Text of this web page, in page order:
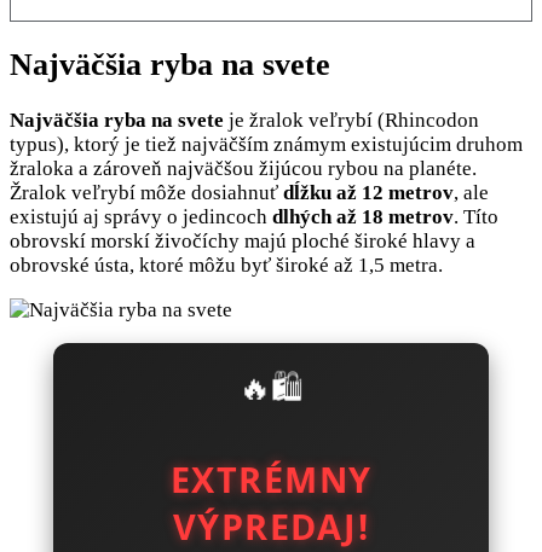
Najväčšia ryba na svete
Najväčšia ryba na svete je žralok veľrybí (Rhincodon
typus), ktorý je tiež najväčším známym existujúcim druhom
žraloka a zároveň najväčšou žijúcou rybou na planéte.
Žralok veľrybí môže dosiahnuť dĺžku až 12 metrov, ale
existujú aj správy o jedincoch dlhých až 18 metrov. Títo
obrovskí morskí živočíchy majú ploché široké hlavy a
obrovské ústa, ktoré môžu byť široké až 1,5 metra.
🔥🛍️
EXTRÉMNY
VÝPREDAJ!